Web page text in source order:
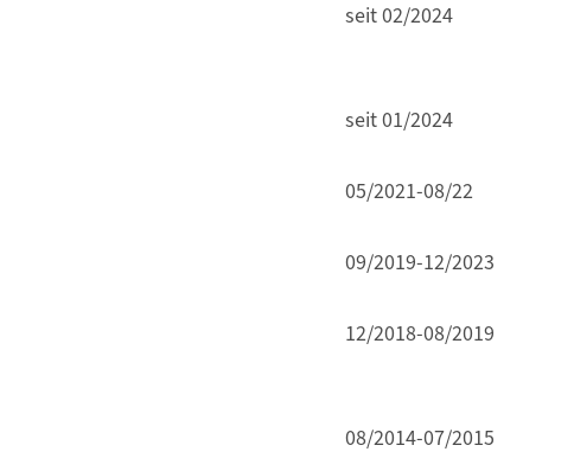
seit 02/2024
seit 01/2024
05/2021-08/22
09/2019-12/2023
12/2018-08/2019
08/2014-07/2015